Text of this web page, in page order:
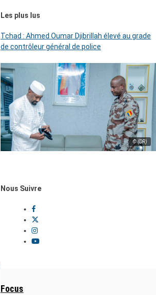
Les plus lus
Tchad : Ahmed Oumar Djibrillah élevé au grade
de contrôleur général de police
© (DR)
Nous Suivre
Focus